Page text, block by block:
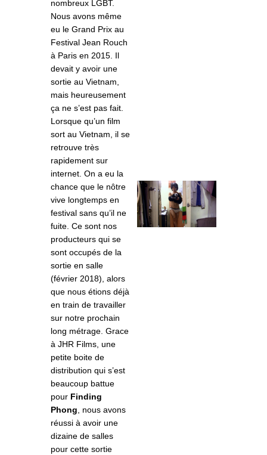
nombreux LGBT.
Nous avons même
eu le Grand Prix au
Festival Jean Rouch
à Paris en 2015. Il
devait y avoir une
sortie au Vietnam,
mais heureusement
ça ne s’est pas fait.
Lorsque qu’un film
sort au Vietnam, il se
retrouve très
rapidement sur
internet. On a eu la
chance que le nôtre
vive longtemps en
festival sans qu’il ne
fuite. Ce sont nos
producteurs qui se
sont occupés de la
sortie en salle
(février 2018), alors
que nous étions déjà
en train de travailler
sur notre prochain
long métrage. Grace
à JHR Films, une
petite boite de
distribution qui s’est
beaucoup battue
pour Finding
Phong , nous avons
réussi à avoir une
dizaine de salles
pour cette sortie